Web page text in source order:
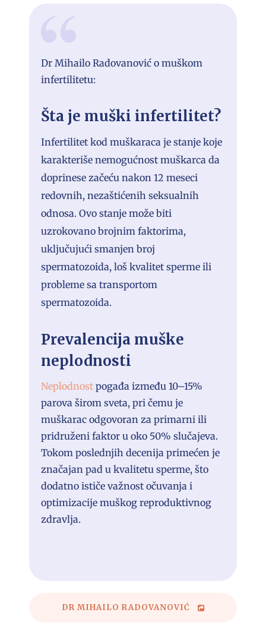
Dr Mihailo Radovanović o muškom
infertilitetu:
Šta je muški infertilitet?
Infertilitet kod muškaraca je stanje koje
karakteriše nemogućnost muškarca da
doprinese začeću nakon 12 meseci
redovnih, nezaštićenih seksualnih
odnosa. Ovo stanje može biti
uzrokovano brojnim faktorima,
uključujući smanjen broj
spermatozoida, loš kvalitet sperme ili
probleme sa transportom
spermatozoida.
Prevalencija muške
neplodnosti
Neplodnost pogađa između 10–15%
parova širom sveta, pri čemu je
muškarac odgovoran za primarni ili
pridruženi faktor u oko 50% slučajeva.
Tokom poslednjih decenija primećen je
značajan pad u kvalitetu sperme, što
dodatno ističe važnost očuvanja i
optimizacije muškog reproduktivnog
zdravlja.
DR MIHAILO RADOVANOVIĆ